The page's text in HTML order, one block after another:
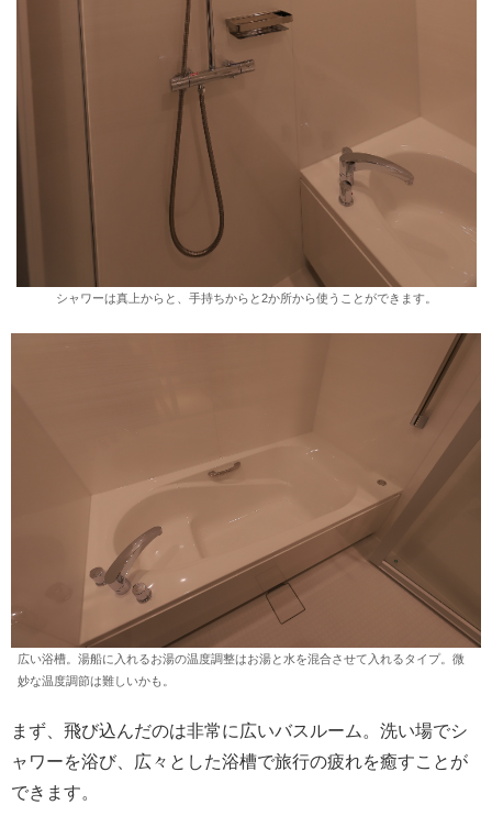
シャワーは真上からと、手持ちからと2か所から使うことができます。
広い浴槽。湯船に入れるお湯の温度調整はお湯と水を混合させて入れるタイプ。微
妙な温度調節は難しいかも。
まず、飛び込んだのは非常に広いバスルーム。洗い場でシ
ャワーを浴び、広々とした浴槽で旅行の疲れを癒すことが
できます。